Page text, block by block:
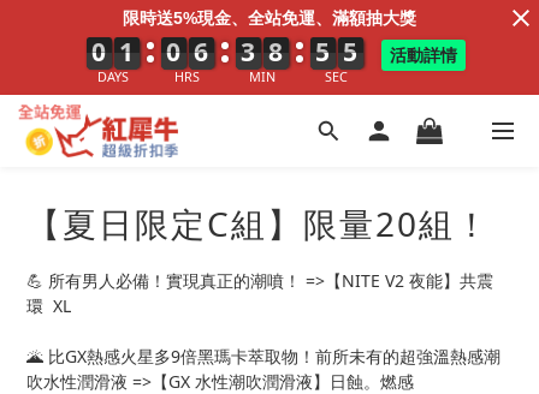
【夏日限定C組】限量20組！
💪 所有男人必備！實現真正的潮噴！ =>【NITE V2 夜能】共震
環  XL
🌋 比GX熱感火星多9倍黑瑪卡萃取物！前所未有的超強溫熱感潮
吹水性潤滑液 =>【GX 水性潮吹潤滑液】日蝕。燃感
限時送5%現金、全站免運、滿額抽大獎
0
0
0 1
1
1
DAYS
0
0
0 6
6
6
HRS
3
3
3 8
9
8
MIN
5
0
5 2
3
3
SEC
活動詳情